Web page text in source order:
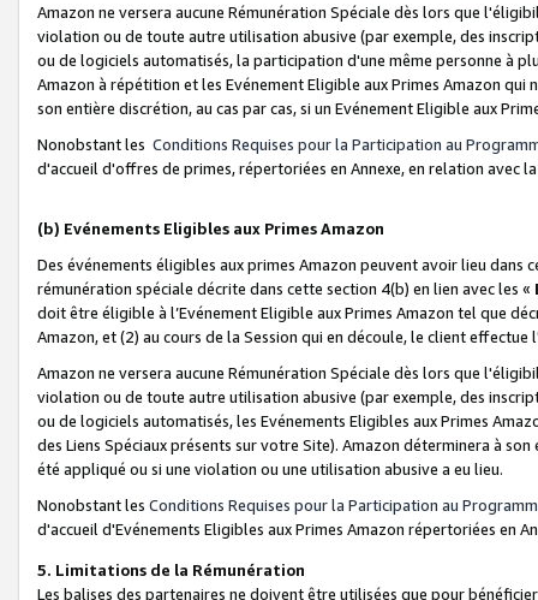
Amazon ne versera aucune Rémunération Spéciale dès lors que
violation ou de toute autre utilisation abusive (par exemple, des
ou de logiciels automatisés, la participation d'une même personne à
Amazon à répétition et les Evénement Eligible aux Primes Amazon qui
son entière discrétion, au cas par cas, si un Evénement Eligible aux
Nonobstant les Conditions Requises pour la Participation au
d'accueil d'offres de primes, répertoriées en Annexe, en relation avec
(b) Evénements Eligibles aux Primes Amazon
Des événements éligibles aux primes Amazon peuvent avoir lieu dans
rémunération spéciale décrite dans cette section 4(b) en lien avec les «
doit être éligible à l’Evénement Eligible aux Primes Amazon tel que
Amazon, et (2) au cours de la Session qui en découle, le client
Amazon ne versera aucune Rémunération Spéciale dès lors que
violation ou de toute autre utilisation abusive (par exemple, des
ou de logiciels automatisés, les Evénements Eligibles aux Primes
des Liens Spéciaux présents sur votre Site). Amazon déterminera à
été appliqué ou si une violation ou une utilisation abusive a eu lieu.
Nonobstant les Conditions Requises pour la Participation au
d'accueil d'Evénements Eligibles aux Primes Amazon répertoriées en
5. Limitations de la Rémunération
Les balises des partenaires ne doivent être utilisées que pour